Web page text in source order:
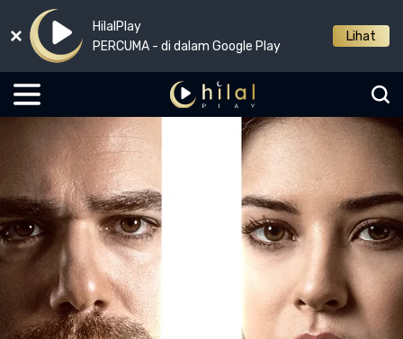
HilalPlay
PERCUMA - di dalam Google Play
Lihat